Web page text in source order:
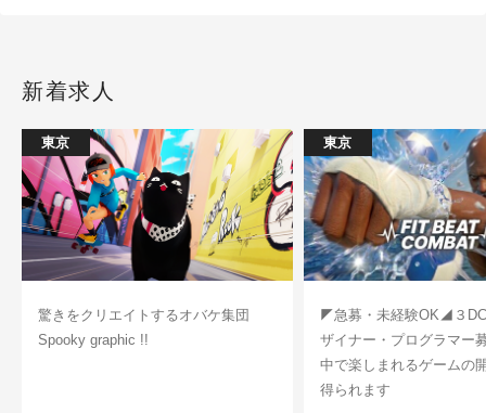
新着求人
東京
驚きをクリエイトするオバケ集団
Spooky graphic !!
東京
◤急募・未経験OK◢３
ザイナー・プログラマー
中で楽しまれるゲームの
得られます